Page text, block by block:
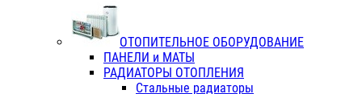
ОТОПИТЕЛЬНОЕ ОБОРУДОВАНИЕ
ПАНЕЛИ и МАТЫ
РАДИАТОРЫ ОТОПЛЕНИЯ
Стальные радиаторы